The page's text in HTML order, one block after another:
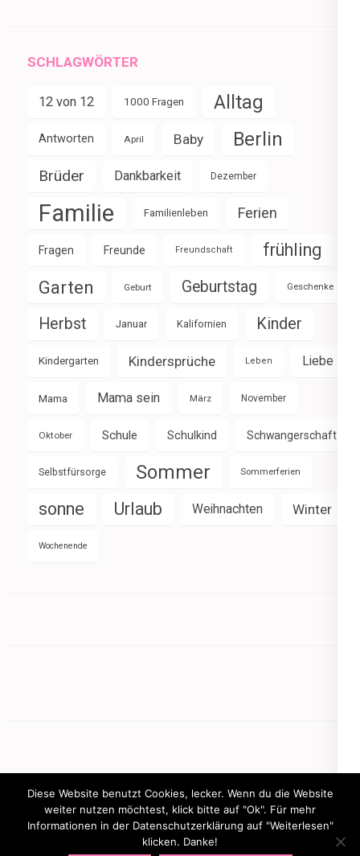
SCHLAGWÖRTER
12 von 12 1000 Fragen Alltag
Antworten April Baby Berlin
Brüder Dankbarkeit Dezember
Familie Familienleben Ferien
Fragen Freunde Freundschaft frühling
Garten Geburt Geburtstag Geschenke
Herbst Januar Kalifornien Kinder
Kindergarten Kindersprüche Leben Liebe
Mama Mama sein März November
Oktober Schule Schulkind Schwangerschaft
Selbstfürsorge Sommer Sommerferien
sonne Urlaub Weihnachten Winter
Wochenende
mamasbusiness.de
Diese Website benutzt Cookies, lecker. Wenn du die Website
weiter nutzen möchtest, klick bitte auf "Ok". Für mehr
Informationen in der Datenschutzerklärung auf "Weiterlesen"
klicken. Danke!